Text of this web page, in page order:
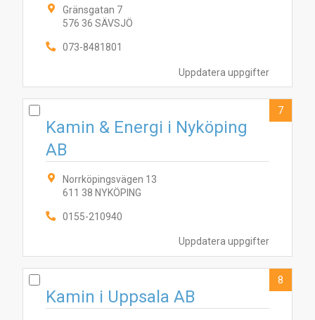
Uppdatera uppgifter
Gränsgatan 7
576 36 SÄVSJÖ
073-8481801
Uppdatera uppgifter
Kamin & Energi i Nyköping
AB
Norrköpingsvägen 13
611 38 NYKÖPING
0155-210940
7
Kamin i Uppsala AB
8